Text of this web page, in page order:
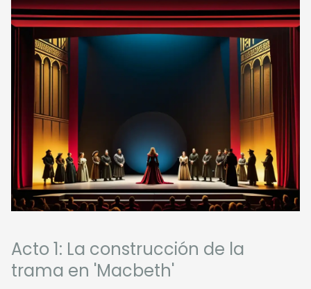
Acto 1: La construcción de la
trama en 'Macbeth'